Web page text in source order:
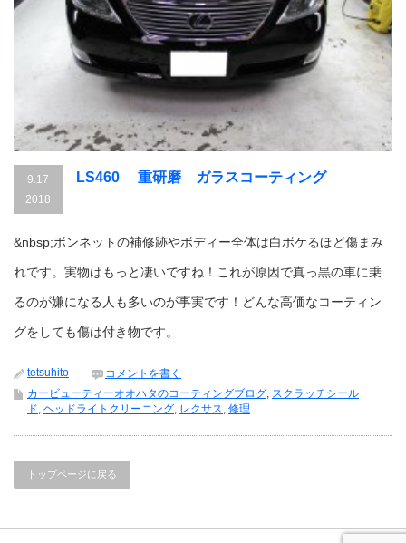
9.17
2018
LS460 重研磨 ガラスコーティング
&nbsp;ボンネットの補修跡やボディー全体は白ボケるほど傷まみ
れです。実物はもっと凄いですね！これが原因で真っ黒の車に乗
るのが嫌になる人も多いのが事実です！どんな高価なコーティン
グをしても傷は付き物です。
tetsuhito
コメントを書く
カービューティーオオハタのコーティングブログ, スクラッチシール
ド, ヘッドライトクリーニング, レクサス, 修理
トップページに戻る